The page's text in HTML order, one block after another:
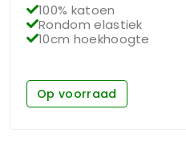
100% katoen
Rondom elastiek
10cm hoekhoogte
Op voorraad